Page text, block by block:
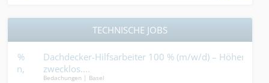
TECHNISCHE JOBS
Dachdecker-Hilfsarbeiter 100 % (m/w/d) – Höhenangst
zwecklos....
Bedachungen | Basel